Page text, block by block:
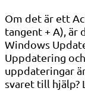
Om det är ett
tangent + A), är
Windows
Uppdatering
uppdateringar
svaret till hjälp?